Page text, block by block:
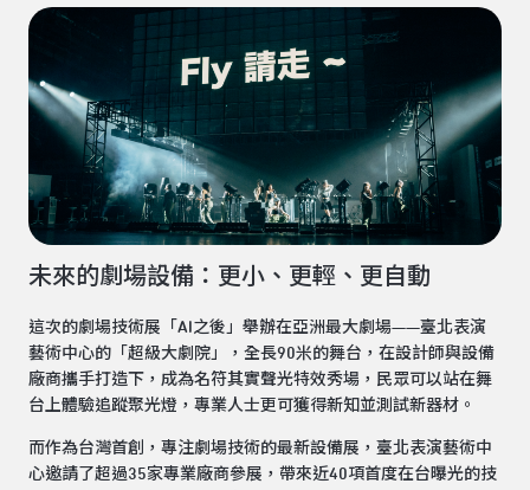
未來的劇場設備：更小、更輕、更自動
這次的劇場技術展「AI之後」舉辦在亞洲最大劇場——臺北表演
藝術中心的「超級大劇院」，全長90米的舞台，在設計師與設備
廠商攜手打造下，成為名符其實聲光特效秀場，民眾可以站在舞
台上體驗追蹤聚光燈，專業人士更可獲得新知並測試新器材。
而作為台灣首創，專注劇場技術的最新設備展，臺北表演藝術中
心邀請了超過35家專業廠商參展，帶來近40項首度在台曝光的技